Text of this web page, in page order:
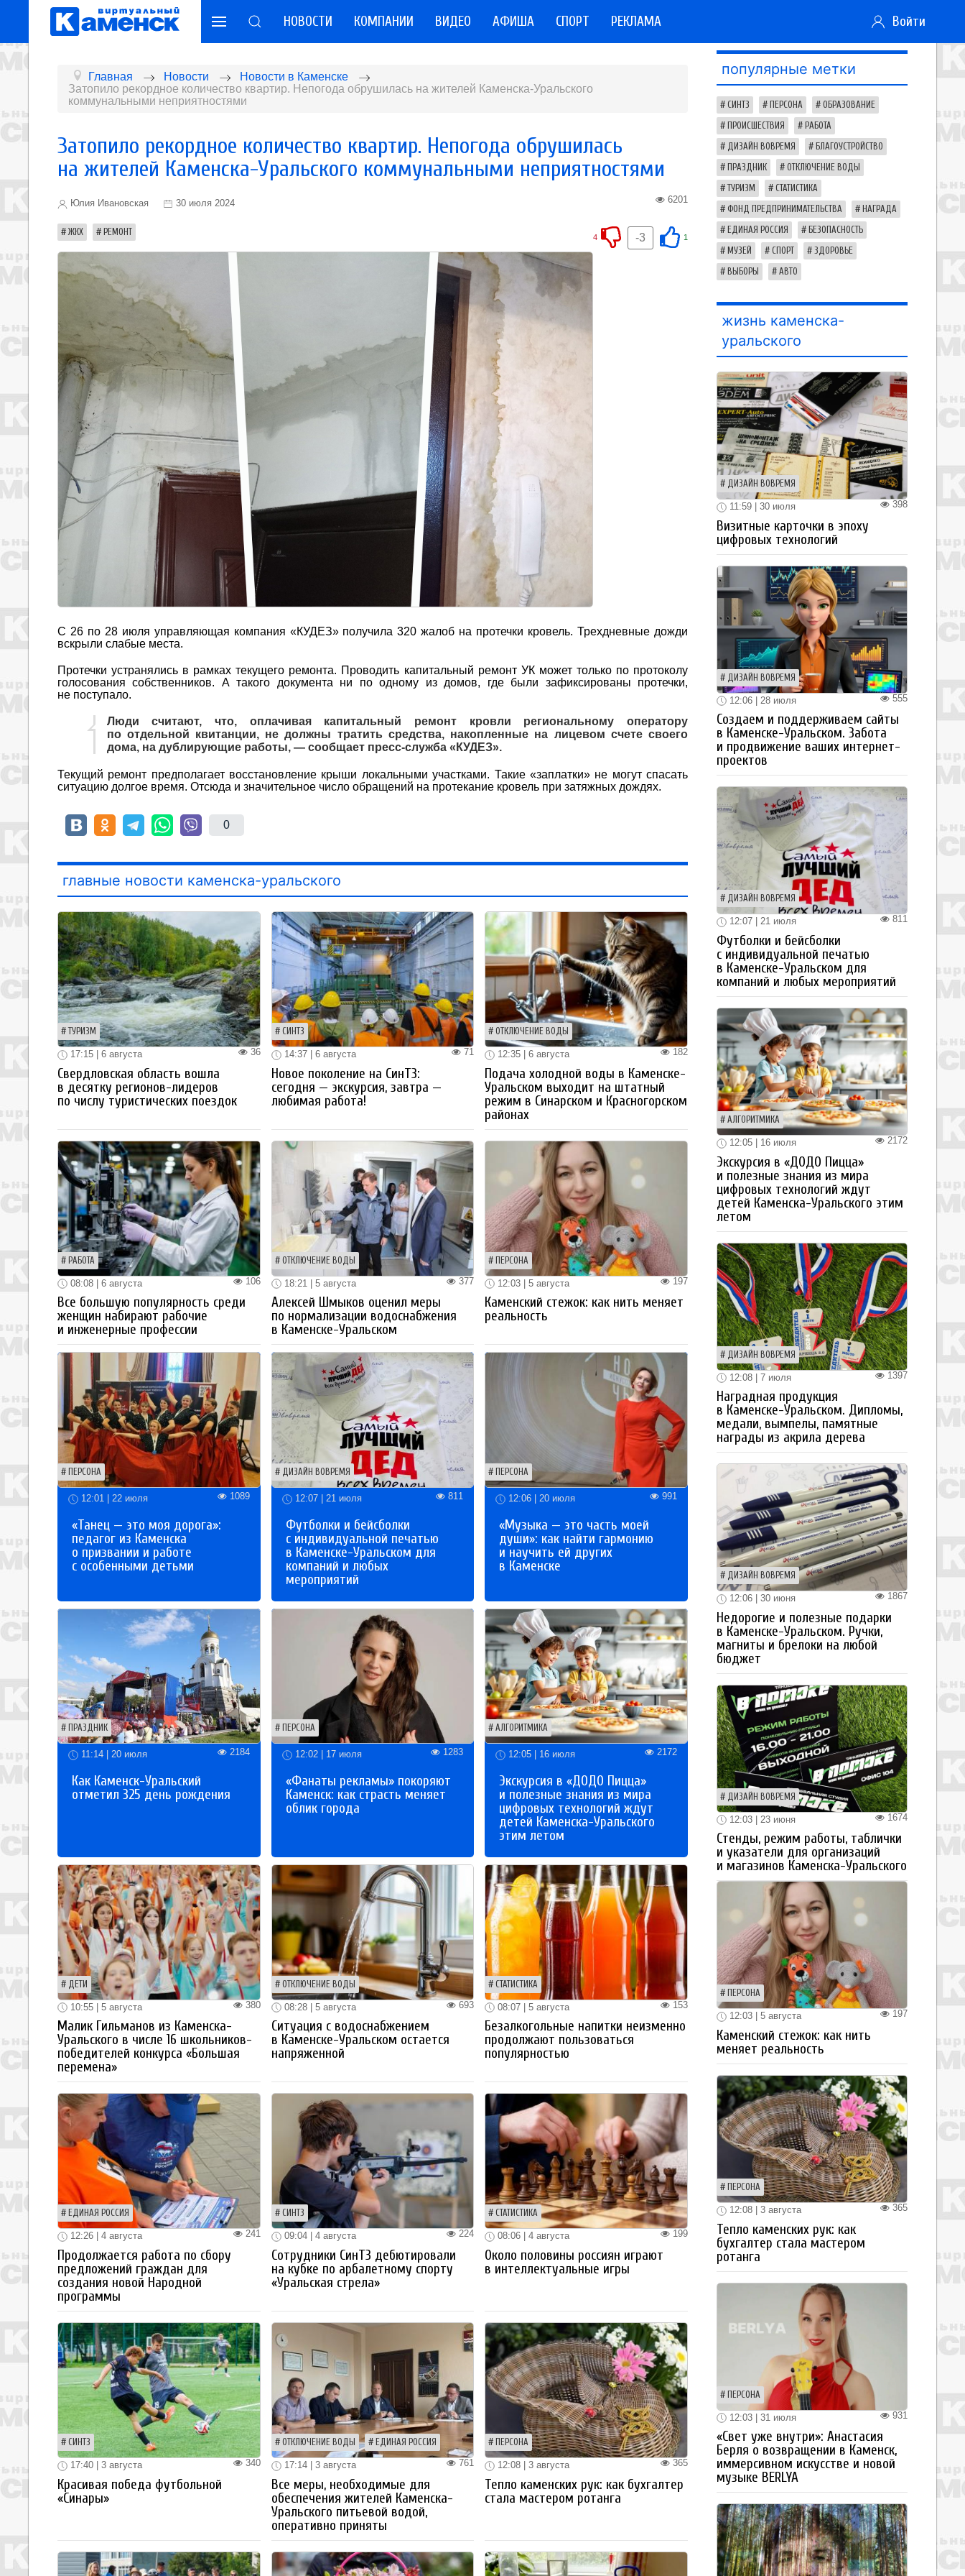
НОВОСТИ КОМПАНИИ ВИДЕО АФИША СПОРТ РЕКЛАМА Войти
Главная Новости
Новости в Каменске
Затопило рекордное количество квартир. Непогода обрушилась на жителей Каменска-Уральского
коммунальными неприятностями
Затопило рекордное количество квартир. Непогода обрушилась
на жителей Каменска-Уральского коммунальными неприятностями
Юлия Ивановская 30 июля 2024 6201
ЖКХ РЕМОНТ 1
-3
4
С 26 по 28 июля управляющая компания «КУДЕЗ» получила 320 жалоб на протечки кровель. Трехдневные дожди
вскрыли слабые места.
Протечки устранялись в рамках текущего ремонта. Проводить капитальный ремонт УК может только по протоколу
голосования собственников. А такого документа ни по одному из домов, где были зафиксированы протечки,
не поступало.
Люди считают, что, оплачивая капитальный ремонт кровли региональному оператору
по отдельной квитанции, не должны тратить средства, накопленные на лицевом счете своего
дома, на дублирующие работы, — сообщает пресс-служба «КУДЕЗ».
Текущий ремонт предполагает восстановление крыши локальными участками. Такие «заплатки» не могут спасать
ситуацию долгое время. Отсюда и значительное число обращений на протекание кровель при затяжных дождях.
0
главные новости каменска-уральского
ТУРИЗМ
36
17:15 | 6 августа
Свердловская область вошла
в десятку регионов-лидеров
по числу туристических поездок
СИНТЗ
71
14:37 | 6 августа
Новое поколение на СинТЗ:
сегодня — экскурсия, завтра —
любимая работа!
ОТКЛЮЧЕНИЕ ВОДЫ
182
12:35 | 6 августа
Подача холодной воды в Каменске-
Уральском выходит на штатный
режим в Синарском и Красногорском
районах
РАБОТА
106
08:08 | 6 августа
Все большую популярность среди
женщин набирают рабочие
и инженерные профессии
ОТКЛЮЧЕНИЕ ВОДЫ
377
18:21 | 5 августа
Алексей Шмыков оценил меры
по нормализации водоснабжения
в Каменске-Уральском
ПЕРСОНА
197
12:03 | 5 августа
Каменский стежок: как нить меняет
реальность
ПЕРСОНА
12:01 | 22 июля 1089
«Танец — это моя дорога»:
педагог из Каменска
о призвании и работе
с особенными детьми
ДИЗАЙН ВОВРЕМЯ
12:07 | 21 июля 811
Футболки и бейсболки
с индивидуальной печатью
в Каменске-Уральском для
компаний и любых
мероприятий
ПЕРСОНА
12:06 | 20 июля 991
«Музыка — это часть моей
души»: как найти гармонию
и научить ей других
в Каменске
ПРАЗДНИК
11:14 | 20 июля 2184
Как Каменск-Уральский
отметил 325 день рождения
ПЕРСОНА
12:02 | 17 июля 1283
«Фанаты рекламы» покоряют
Каменск: как страсть меняет
облик города
АЛГОРИТМИКА
12:05 | 16 июля 2172
Экскурсия в «ДОДО Пицца»
и полезные знания из мира
цифровых технологий ждут
детей Каменска-Уральского
этим летом
ДЕТИ
380
10:55 | 5 августа
Малик Гильманов из Каменска-
Уральского в числе 16 школьников-
победителей конкурса «Большая
перемена»
ОТКЛЮЧЕНИЕ ВОДЫ
693
08:28 | 5 августа
Ситуация с водоснабжением
в Каменске-Уральском остается
напряженной
СТАТИСТИКА
153
08:07 | 5 августа
Безалкогольные напитки неизменно
продолжают пользоваться
популярностью
ЕДИНАЯ РОССИЯ
241
12:26 | 4 августа
Продолжается работа по сбору
предложений граждан для
создания новой Народной
программы
СИНТЗ
224
09:04 | 4 августа
Сотрудники СинТЗ дебютировали
на кубке по арбалетному спорту
«Уральская стрела»
СТАТИСТИКА
199
08:06 | 4 августа
Около половины россиян играют
в интеллектуальные игры
СИНТЗ
340
17:40 | 3 августа
Красивая победа футбольной
«Синары»
ОТКЛЮЧЕНИЕ ВОДЫ ЕДИНАЯ РОССИЯ
761
17:14 | 3 августа
Все меры, необходимые для
обеспечения жителей Каменска-
Уральского питьевой водой,
оперативно приняты
ПЕРСОНА
365
12:08 | 3 августа
Тепло каменских рук: как бухгалтер
стала мастером ротанга
популярные метки
СИНТЗ ПЕРСОНА ОБРАЗОВАНИЕ
ПРОИСШЕСТВИЯ РАБОТА
ДИЗАЙН ВОВРЕМЯ БЛАГОУСТРОЙСТВО
ПРАЗДНИК ОТКЛЮЧЕНИЕ ВОДЫ
ТУРИЗМ СТАТИСТИКА
ФОНД ПРЕДПРИНИМАТЕЛЬСТВА НАГРАДА
ЕДИНАЯ РОССИЯ БЕЗОПАСНОСТЬ
МУЗЕЙ СПОРТ ЗДОРОВЬЕ
ВЫБОРЫ АВТО
жизнь каменска-
уральского
ДИЗАЙН ВОВРЕМЯ
398
11:59 | 30 июля
Визитные карточки в эпоху
цифровых технологий
ДИЗАЙН ВОВРЕМЯ
555
12:06 | 28 июля
Создаем и поддерживаем сайты
в Каменске-Уральском. Забота
и продвижение ваших интернет-
проектов
ДИЗАЙН ВОВРЕМЯ
811
12:07 | 21 июля
Футболки и бейсболки
с индивидуальной печатью
в Каменске-Уральском для
компаний и любых мероприятий
АЛГОРИТМИКА
2172
12:05 | 16 июля
Экскурсия в «ДОДО Пицца»
и полезные знания из мира
цифровых технологий ждут
детей Каменска-Уральского этим
летом
ДИЗАЙН ВОВРЕМЯ
1397
12:08 | 7 июля
Наградная продукция
в Каменске-Уральском. Дипломы,
медали, вымпелы, памятные
награды из акрила дерева
ДИЗАЙН ВОВРЕМЯ
1867
12:06 | 30 июня
Недорогие и полезные подарки
в Каменске-Уральском. Ручки,
магниты и брелоки на любой
бюджет
ДИЗАЙН ВОВРЕМЯ
1674
12:03 | 23 июня
Стенды, режим работы, таблички
и указатели для организаций
и магазинов Каменска-Уральского
ПЕРСОНА
197
12:03 | 5 августа
Каменский стежок: как нить
меняет реальность
ПЕРСОНА
365
12:08 | 3 августа
Тепло каменских рук: как
бухгалтер стала мастером
ротанга
ПЕРСОНА
931
12:03 | 31 июля
«Свет уже внутри»: Анастасия
Берля о возвращении в Каменск,
иммерсивном искусстве и новой
музыке BERLYA